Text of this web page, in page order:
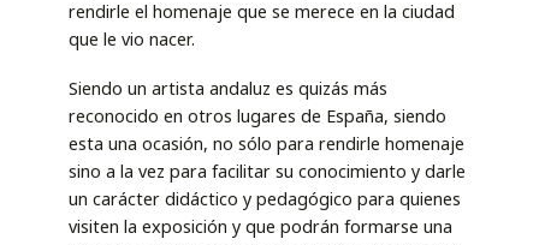
rendirle el homenaje que se merece en la ciudad
que le vio nacer.
Siendo un artista andaluz es quizás más
reconocido en otros lugares de España, siendo
esta una ocasión, no sólo para rendirle homenaje
sino a la vez para facilitar su conocimiento y darle
un carácter didáctico y pedagógico para quienes
visiten la exposición y que podrán formarse una